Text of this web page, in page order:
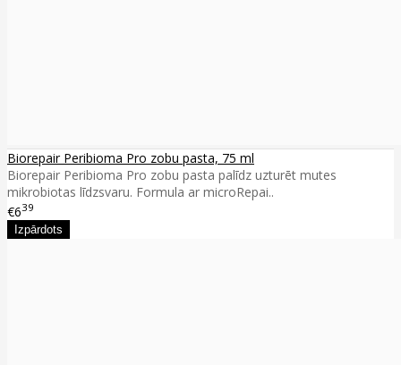
Biorepair Peribioma Pro zobu pasta, 75 ml
Biorepair Peribioma Pro zobu pasta palīdz uzturēt mutes
mikrobiotas līdzsvaru. Formula ar microRepai..
€639